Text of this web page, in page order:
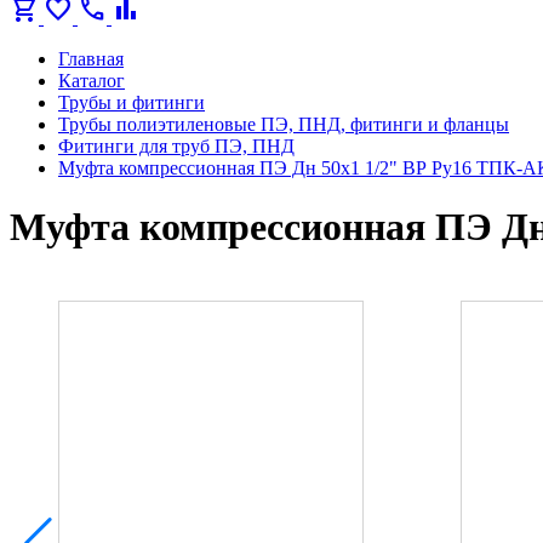
shopping_cart favorite call bar_chart
Главная
Каталог
Трубы и фитинги
Трубы полиэтиленовые ПЭ, ПНД, фитинги и фланцы
Фитинги для труб ПЭ, ПНД
Муфта компрессионная ПЭ Дн 50х1 1/2" ВР Ру16 ТПК-
Муфта компрессионная ПЭ